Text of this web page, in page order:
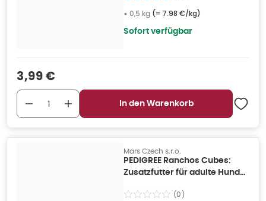
• 0,5 kg (= 7.98 €/kg)
Sofort verfügbar
Verkaufspreis
3,99 €
In den Warenkorb
Mars Czech s.r.o.
PEDIGREE Ranchos Cubes:
Zusatzfutter für adulte Hunde
(0)